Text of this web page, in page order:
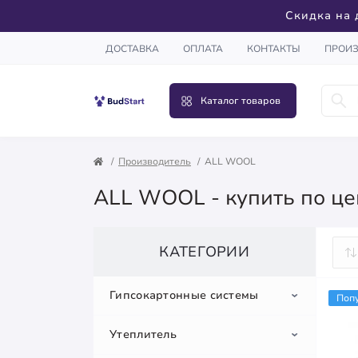
Скидка на
ДОСТАВКА ОПЛАТА КОНТАКТЫ
Каталог товаров
Производитель ALL WOOL
ALL WOOL - купить по
КАТЕГОРИИ
Гипсокартонные системы
Гипсокартон
Утеплитель